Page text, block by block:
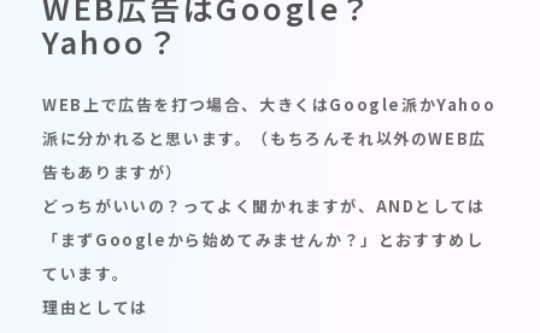
Yahoo？
WEB上で広告を打つ場合、大きくはGoogle派かYahoo
派に分かれると思います。（もちろんそれ以外のWEB広
告もありますが）
どっちがいいの？ってよく聞かれますが、ANDとしては
「まずGoogleから始めてみませんか？」とおすすめし
ています。
理由としては